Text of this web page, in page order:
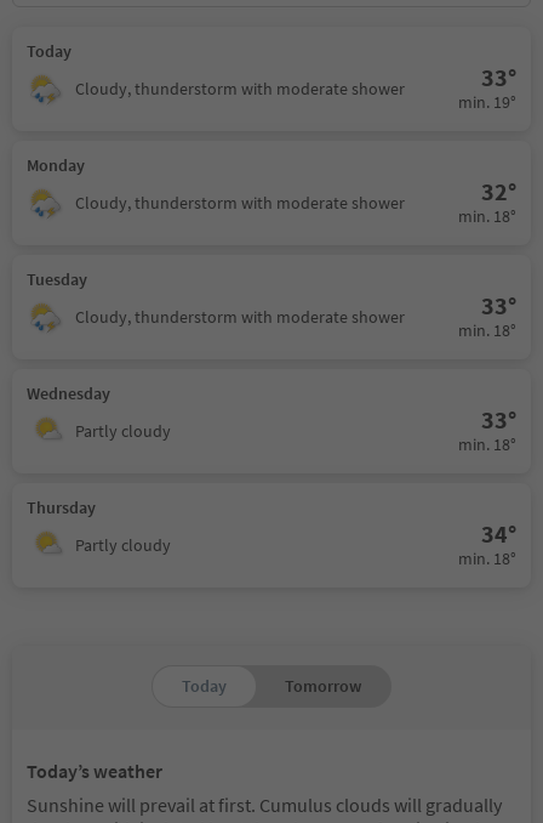
Today
Cloudy, thunderstorm with moderate shower
33°
min. 19°
Monday
Cloudy, thunderstorm with moderate shower
32°
min. 18°
Tuesday
Cloudy, thunderstorm with moderate shower
33°
min. 18°
Wednesday
Partly cloudy
33°
min. 18°
Thursday
Partly cloudy
34°
min. 18°
Today Tomorrow
Today’s weather
Sunshine will prevail at first. Cumulus clouds will gradually